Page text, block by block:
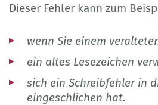
Dieser Fehler kann zum
wenn Sie einem
ein altes Lesezeichen
sich ein Schreibfehler in
eingeschlichen hat.